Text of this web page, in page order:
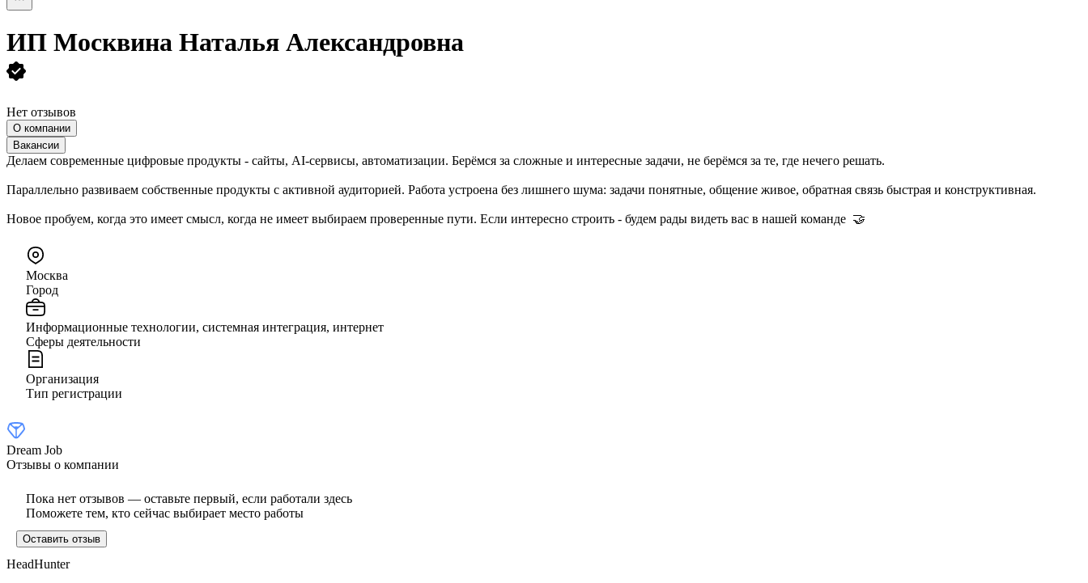
ИП Москвина Наталья Александровна
Нет отзывов
О компании
Вакансии
Делаем современные цифровые продукты - сайты, AI-сервисы, автоматизации. Берёмся за сложные и интересные задачи, не берёмся за те, где нечего решать.
Параллельно развиваем собственные продукты с активной аудиторией. Работа устроена без лишнего шума: задачи понятные, общение живое, обратная связь быстрая и конструктивная.
Новое пробуем, когда это имеет смысл, когда не имеет выбираем проверенные пути. Если интересно строить - будем рады видеть вас в нашей команде 🤝
Москва
Город
Информационные технологии, системная интеграция, интернет
Сферы деятельности
Организация
Тип регистрации
Dream Job
Отзывы о компании
Пока нет отзывов — оставьте первый, если работали здесь
Поможете тем, кто сейчас выбирает место работы
Оставить отзыв
HeadHunter